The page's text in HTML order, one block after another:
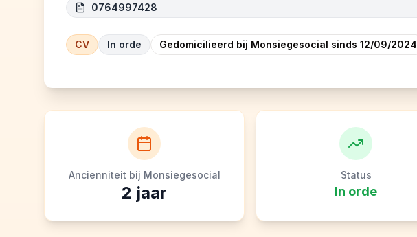
0764997428
CV In orde Gedomicilieerd bij Monsiegesocial sinds 12/09/2024
Ancienniteit bij Monsiegesocial
2 jaar
Status
In orde